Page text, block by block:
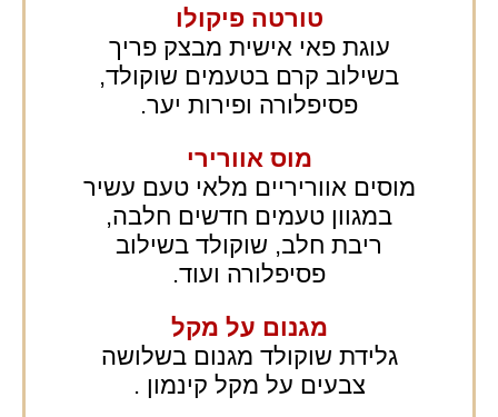
טורטה פיקולו
עוגת פאי אישית מבצק פריך
בשילוב קרם בטעמים שוקולד,
פסיפלורה ופירות יער.
מוס אוורירי
מוסים אווריריים מלאי טעם עשיר
במגוון טעמים חדשים חלבה,
ריבת חלב, שוקולד בשילוב
פסיפלורה ועוד.
מגנום על מקל
גלידת שוקולד מגנום בשלושה
צבעים על מקל קינמון .